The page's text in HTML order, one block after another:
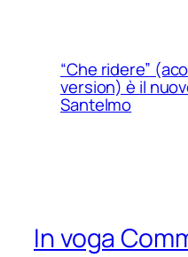
“Che ridere”
version) è il
Santelmo
In voga